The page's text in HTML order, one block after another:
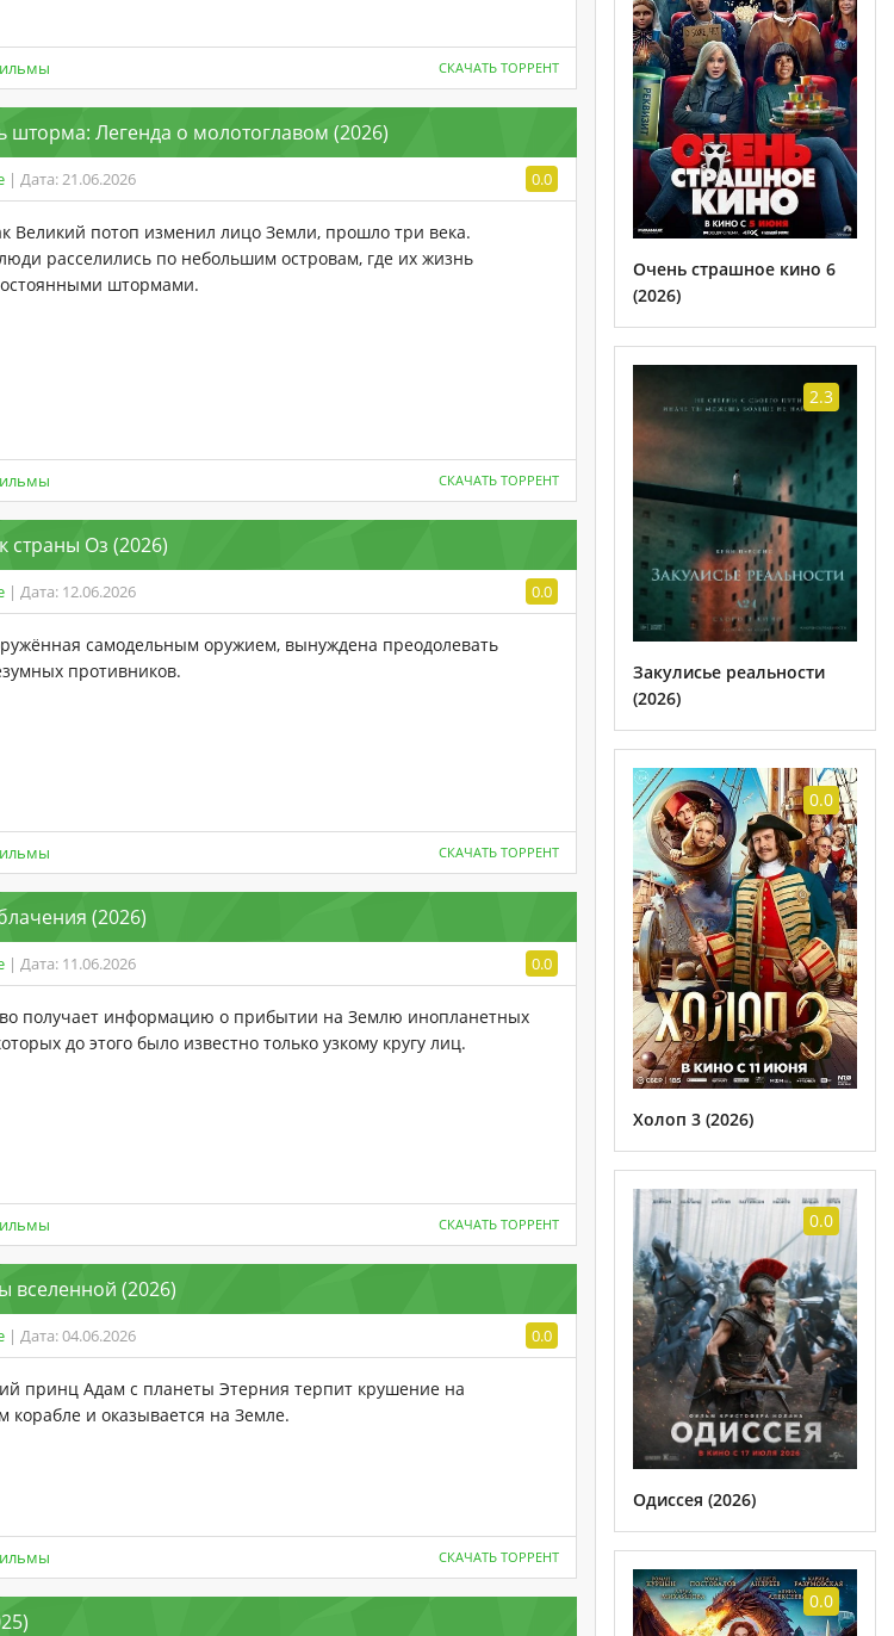
СКАЧАТЬ ТОРРЕНТ
шторма: Легенда о молотоглавом (2026)
| Дата: 21.06.2026 0.0
Великий потоп изменил лицо Земли, прошло три века.
расселились по небольшим островам, где их жизнь
штормами.
СКАЧАТЬ ТОРРЕНТ
страны Оз (2026)
| Дата: 12.06.2026 0.0
самодельным оружием, вынуждена преодолевать
противников.
СКАЧАТЬ ТОРРЕНТ
(2026)
| Дата: 11.06.2026 0.0
получает информацию о прибытии на Землю инопланетных
до этого было известно только узкому кругу лиц.
СКАЧАТЬ ТОРРЕНТ
вселенной (2026)
| Дата: 04.06.2026 0.0
принц Адам с планеты Этерния терпит крушение на
корабле и оказывается на Земле.
СКАЧАТЬ ТОРРЕНТ
Очень страшное кино 6
(2026)
2.3
Закулисье реальности
(2026)
0.0
Холоп 3 (2026)
0.0
Одиссея (2026)
0.0